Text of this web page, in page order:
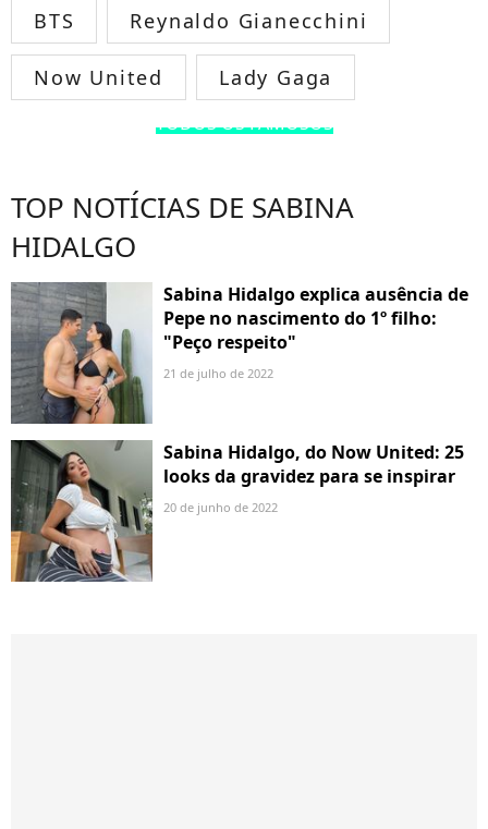
BTS Reynaldo Gianecchini
Now United Lady Gaga
TODOS OS FAMOSOS
TOP NOTÍCIAS DE SABINA
HIDALGO
Sabina Hidalgo explica ausência de
Pepe no nascimento do 1º filho:
"Peço respeito"
21 de julho de 2022
Sabina Hidalgo, do Now United: 25
looks da gravidez para se inspirar
20 de junho de 2022